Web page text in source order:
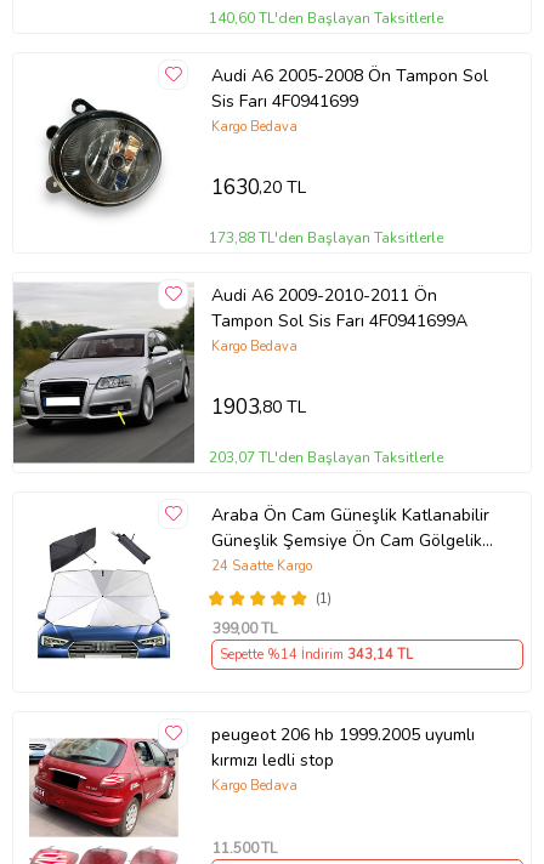
140,60 TL'den Başlayan Taksitlerle
Audi A6 2005-2008 Ön Tampon Sol
Sis Farı 4F0941699
Kargo Bedava
1630,20 TL
173,88 TL'den Başlayan Taksitlerle
Audi A6 2009-2010-2011 Ön
Tampon Sol Sis Farı 4F0941699A
Kargo Bedava
1903,80 TL
203,07 TL'den Başlayan Taksitlerle
Araba Ön Cam Güneşlik Katlanabilir
Güneşlik Şemsiye Ön Cam Gölgelik
ESNEK (Sarı)
(1)
24 Saatte Kargo
399,00 TL
Sepette %14 İndirim 343,14 TL
peugeot 206 hb 1999.2005 uyumlı
kırmızı ledli stop
Kargo Bedava
11.500TL